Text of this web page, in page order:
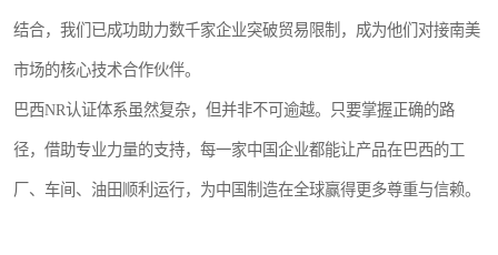
结合，我们已成功助力数千家企业突破贸易限制，成为他们对接南美
市场的核心技术合作伙伴。
巴西NR认证体系虽然复杂，但并非不可逾越。只要掌握正确的路
径，借助专业力量的支持，每一家中国企业都能让产品在巴西的工
厂、车间、油田顺利运行，为中国制造在全球赢得更多尊重与信赖。